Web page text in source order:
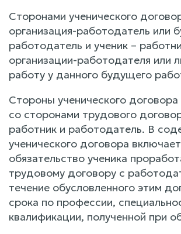
Сторонами ученического
организация-работодатель или
работодатель и ученик –
организации-работодателя или
работу у данного будущего
Стороны ученического
со сторонами трудового
работник и работодатель. В
ученического договора
обязательство ученика
трудовому договору с
течение обусловленного этим
срока по профессии,
квалификации, полученной при